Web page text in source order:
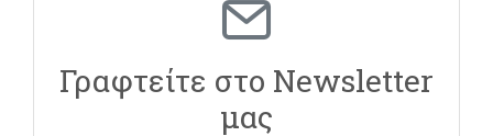
Γραφτείτε στο Newsletter
μας